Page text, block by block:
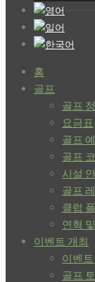
홈
골프
골프
요금표
골프
골프
시설
골프
클럽
연혁
이벤트 개최
이벤
골프